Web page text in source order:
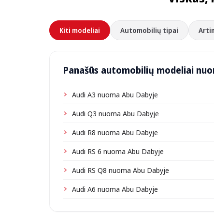
Kiti modeliai Automobilių tipai
Panašūs automobilių modeliai
Audi A3 nuoma Abu Dabyje
Audi Q3 nuoma Abu Dabyje
Audi R8 nuoma Abu Dabyje
Audi RS 6 nuoma Abu Dabyje
Audi RS Q8 nuoma Abu Dabyje
Audi A6 nuoma Abu Dabyje